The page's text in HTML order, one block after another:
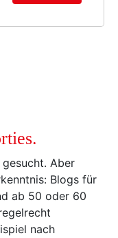
Aber
Blogs für
ab 50 oder 60
nach